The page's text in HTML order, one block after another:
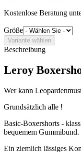
Kostenlose Beratung
Größe
Beschreibung
Leroy
Wer kann
Grundsätzlich alle !
Basic-Boxershorts -
bequemem Gummibund.
Ein ziemlich lässiges